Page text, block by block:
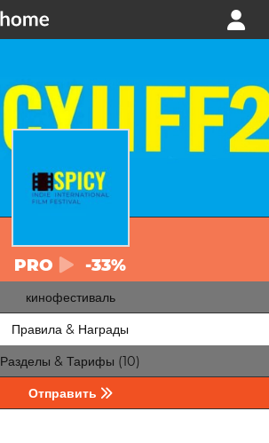
PRO -33%
кинофестиваль
Правила & Награды
Разделы & Тарифы (10)
Отправить